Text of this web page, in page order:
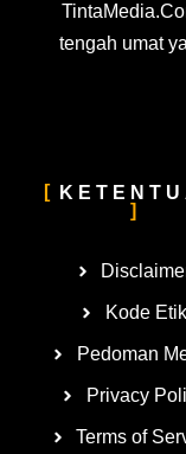
tengah umat
Kode Etik
Pedoman
Privacy
Terms of